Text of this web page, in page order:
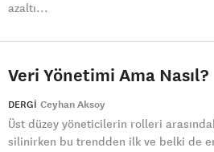
azaltı...
Veri Yönetimi Ama Nasıl?
DERGI Ceyhan Aksoy
Üst düzey yöneticilerin rolleri
silinirken bu trendden ilk ve belki de